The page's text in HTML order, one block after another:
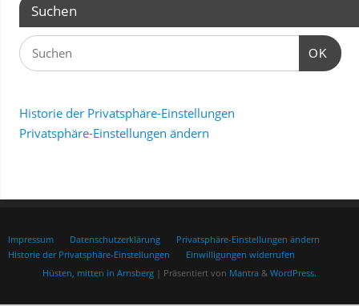
Suchen
OK
Historie der Privatsphäre-Einstellungen
Privatsphäre-Einstellungen ändern
Impressum Datenschutzerklärung
Privatsphäre-Einstellungen ändern
Historie der Privatsphäre-Einstellungen
Einwilligungen widerrufen
Hüsten, mitten in Arnsberg | Präsentiert von Mantra & WordPress.